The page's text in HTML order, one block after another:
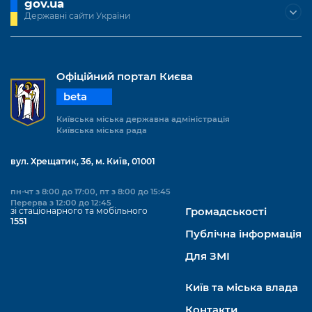
Підприємства, установи, організації
Kyiv International Relations
Гендерна політика
Безбар'єрність
Портал Захисників та Захисниць
Портал послуг
Міський застосунок Київ Цифровий
Важливе під час воєнного стану
Уряд» – місцевий рівень»
Важливе під час воєнного стану
Про відкриті дані
Публічні дашборди
gov.ua
Державні сайти України
Офіційний портал Києва
beta
Київська міська державна адміністрація
Київська міська рада
вул. Хрещатик, 36, м. Київ, 01001
пн-чт з 8:00 до 17:00, пт з 8:00 до 15:45
Перерва з 12:00 до 12:45
зі стаціонарного та мобільного
1551
Громадськості
Публічна інформація
Для ЗМІ
Київ та міська влада